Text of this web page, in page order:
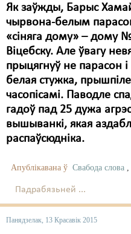
Як заўжды, Барыс
чырвона-белым
«сіняга дому» – дому
Віцебску. Але ўвагу
прыцягнуў не парасон
белая стужка,
часопісамі. Паводле
гадоў пад 25 дужа
вышыванкі, якая
распаўсюдніка.
Апублікавана ў Свабода слова ,
Падрабязьней ...
Панядзелак, 13 Красавік 2015